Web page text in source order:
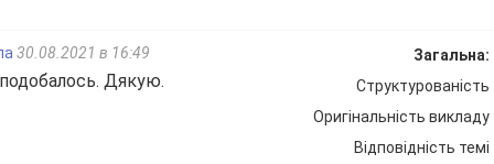
нині в перший клас.
і радіти,
30.08.2021 в 16:49
Дякую.
Загальна:
Структурованість
Оригінальність викладу
Відповідність темі